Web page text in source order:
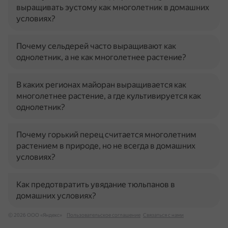
выращивать эустому как многолетник в домашних
условиях?
Почему сельдерей часто выращивают как
однолетник, а не как многолетнее растение?
В каких регионах майоран выращивается как
многолетнее растение, а где культивируется как
однолетник?
Почему горький перец считается многолетним
растением в природе, но не всегда в домашних
условиях?
Как предотвратить увядание тюльпанов в
домашних условиях?
© 2026 ООО «Яндекс» Пользовательское соглашение Связаться с нами